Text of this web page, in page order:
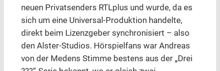
neuen Privatsenders RTLplus und wurde, da es
sich um eine Universal-Produktion handelte,
direkt beim Lizenzgeber synchronisiert – also
den Alster-Studios. Hörspielfans war Andreas
von der Medens Stimme bestens aus der „Drei